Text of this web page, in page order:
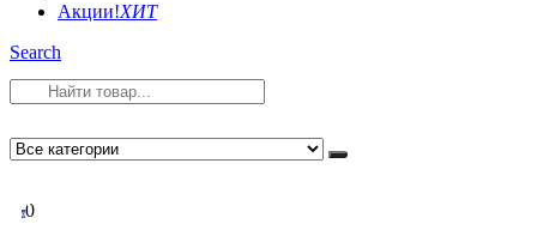
Акции!ХИТ
Search
00